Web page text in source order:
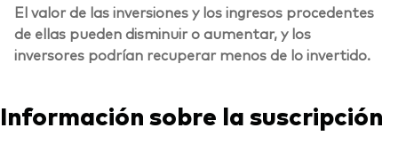
El valor de las inversiones y los ingresos procedentes
de ellas pueden disminuir o aumentar, y los
inversores podrían recuperar menos de lo invertido.
Información sobre la suscripción